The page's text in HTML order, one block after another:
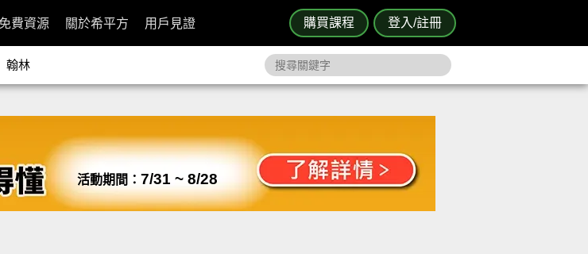
購買課程 登入/註冊
免費資源 關於希平方 用戶見證
翰林
活動期間： 7/31 ~ 8/28